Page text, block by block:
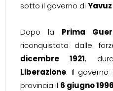
sotto il governo di
Dopo la Prima
riconquistata dalle
dicembre 1921,
Liberazione. Il
provincia il 6 giugno 1996